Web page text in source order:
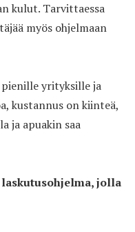
kulut. Tarvittaessa
myös ohjelmaan
yrityksille ja
kustannus on kiinteä,
ja apuakin saa
jolla